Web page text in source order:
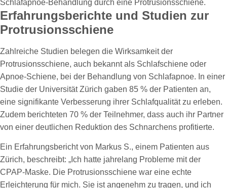
Erfahrungsberichte und Studien zur
Protrusionsschiene
Zahlreiche Studien belegen die Wirksamkeit der
Protrusionsschiene, auch bekannt als Schlafschiene oder
Apnoe-Schiene, bei der Behandlung von Schlafapnoe. In einer
Studie der Universität Zürich gaben 85 % der Patienten an,
eine signifikante Verbesserung ihrer Schlafqualität zu erleben.
Zudem berichteten 70 % der Teilnehmer, dass auch ihr Partner
von einer deutlichen Reduktion des Schnarchens profitierte.
Ein Erfahrungsbericht von Markus S., einem Patienten aus
Zürich, beschreibt: „Ich hatte jahrelang Probleme mit der
CPAP-Maske. Die Protrusionsschiene war eine echte
Erleichterung für mich. Sie ist angenehm zu tragen, und ich